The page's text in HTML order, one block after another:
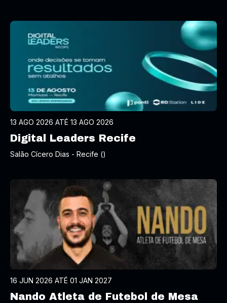
13 AGO 2026 ATÉ 13 AGO 2026
Digital Leaders Recife
Salão Cícero Dias - Recife ()
16 JUN 2026 ATÉ 01 JAN 2027
Nando Atleta de Futebol de Mesa